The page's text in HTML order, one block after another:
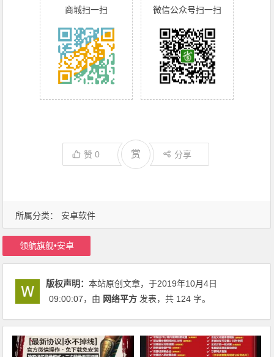
所属分类： 安卓软件
商城扫一扫
微信公众号扫一扫
赞0 赏 分享
领航旗舰•安卓
版权声明：本站原创文章，于2019年10月4日
09:00:07，由 网络平方 发表，共 124 字。